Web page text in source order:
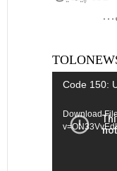
Video
Code 150:
Download